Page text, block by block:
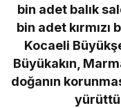
bin adet balık
bin adet kırmızı
Kocaeli
Büyükakın,
doğanın